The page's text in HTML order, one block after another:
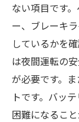
ない項目です
ー、ブレーキ
しているかを
は夜間運転の
が必要です。
トです。バッ
困難になるこ